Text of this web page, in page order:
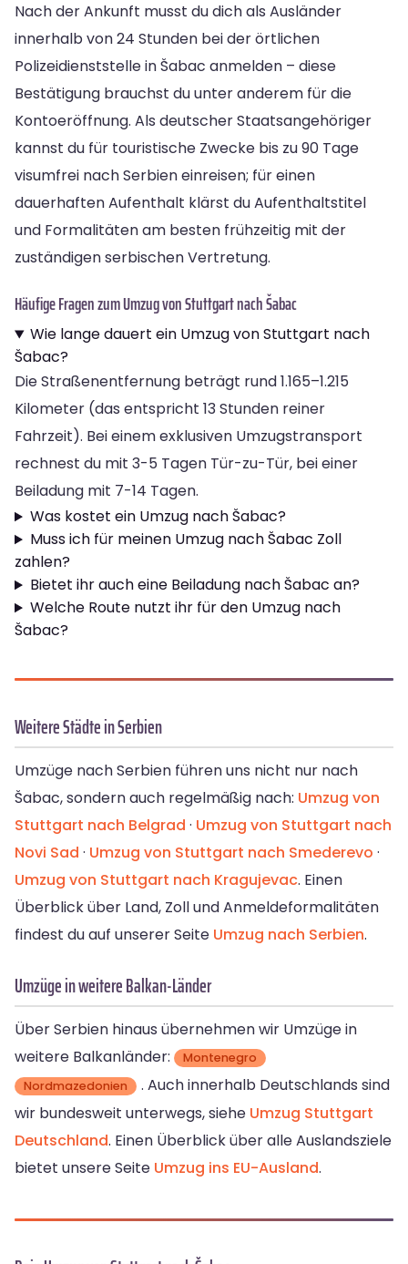
Nach der Ankunft musst du dich als Ausländer
innerhalb von 24 Stunden bei der örtlichen
Polizeidienststelle in Šabac anmelden – diese
Bestätigung brauchst du unter anderem für die
Kontoeröffnung. Als deutscher Staatsangehöriger
kannst du für touristische Zwecke bis zu 90 Tage
visumfrei nach Serbien einreisen; für einen
dauerhaften Aufenthalt klärst du Aufenthaltstitel
und Formalitäten am besten frühzeitig mit der
zuständigen serbischen Vertretung.
Häufige Fragen zum Umzug von Stuttgart nach Šabac
Wie lange dauert ein Umzug von Stuttgart nach
Šabac?
Die Straßenentfernung beträgt rund 1.165–1.215
Kilometer (das entspricht 13 Stunden reiner
Fahrzeit). Bei einem exklusiven Umzugstransport
rechnest du mit 3-5 Tagen Tür-zu-Tür, bei einer
Beiladung mit 7-14 Tagen.
Was kostet ein Umzug nach Šabac?
Muss ich für meinen Umzug nach Šabac Zoll
zahlen?
Bietet ihr auch eine Beiladung nach Šabac an?
Welche Route nutzt ihr für den Umzug nach
Šabac?
Weitere Städte in Serbien
Umzüge nach Serbien führen uns nicht nur nach
Šabac, sondern auch regelmäßig nach: Umzug von
Stuttgart nach Belgrad · Umzug von Stuttgart nach
Novi Sad · Umzug von Stuttgart nach Smederevo ·
Umzug von Stuttgart nach Kragujevac. Einen
Überblick über Land, Zoll und Anmeldeformalitäten
findest du auf unserer Seite Umzug nach Serbien.
Umzüge in weitere Balkan-Länder
Über Serbien hinaus übernehmen wir Umzüge in
weitere Balkanländer:
Montenegro
Nordmazedonien
. Auch innerhalb Deutschlands sind
wir bundesweit unterwegs, siehe Umzug Stuttgart
Deutschland. Einen Überblick über alle Auslandsziele
bietet unsere Seite Umzug ins EU-Ausland.